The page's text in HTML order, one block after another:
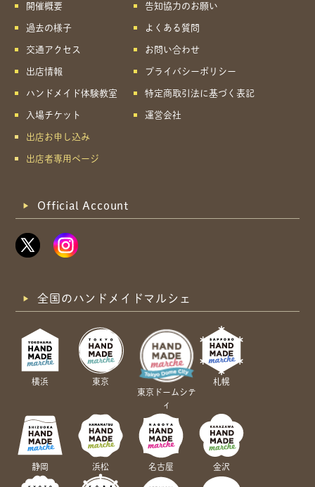
開催概要
過去の様子
交通アクセス
出店情報
ハンドメイド体験教室
入場チケット
出店お申し込み
出店者専用ページ
告知協力のお願い
よくある質問
お問い合わせ
プライバシーポリシー
特定商取引法に基づく表記
運営会社
Official Account
全国のハンドメイドマルシェ
横浜
東京
東京ドームシテ
ィ
札幌
静岡 浜松 名古屋 金沢